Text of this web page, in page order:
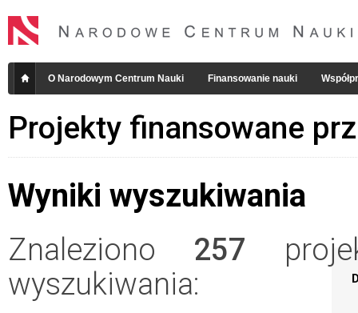
O Narodowym Centrum Nauki Finansowanie nauki
Projekty finansowane
Wyniki wyszukiwania
Znaleziono 257
wyszukiwania: